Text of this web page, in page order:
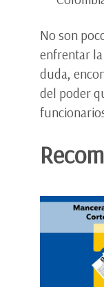
No son
enfrentar
duda,
del poder